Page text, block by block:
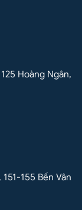
Hoàng Ngân,
155 Bến Vân